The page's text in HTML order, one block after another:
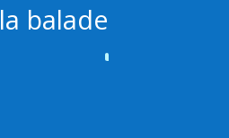
balade